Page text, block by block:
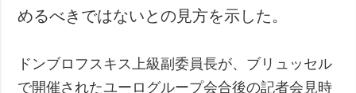
インタビュー
動画
フォトバンク
めるべきではないとの見方を示した。
ドンブロフスキス上級副委員長が、ブリュッセル
で開催されたユーログループ会合後の記者会見時